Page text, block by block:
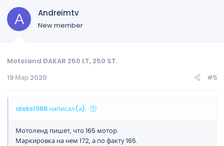
A Andreimtv
New member
Motoland DAKAR 250 LT, 250 ST.
19 Мар 2020
#5
aleks1988 написал(а):
Мотоленд пишет, что 165 мотор.
Маркировка на нем 172, а по факту 165.